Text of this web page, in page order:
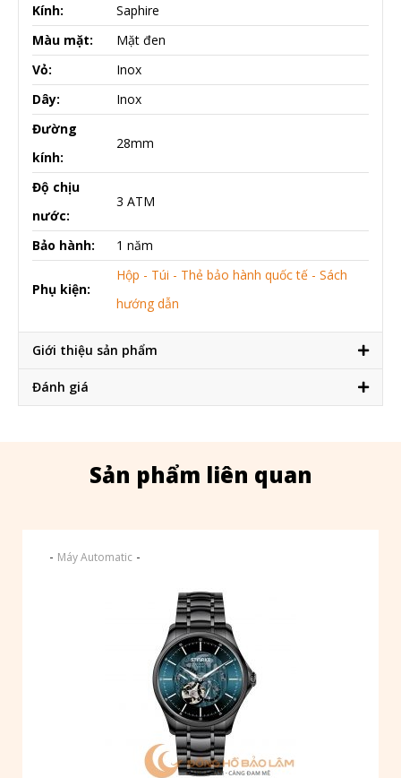
Kính:
Saphire
Màu mặt:
Mặt đen
Vỏ:
Inox
Dây:
Inox
Đường
kính:
28mm
Độ chịu
nước:
3 ATM
Bảo hành: 1 năm
Phụ kiện:
Hộp - Túi - Thẻ bảo hành quốc tế - Sách
hướng dẫn
Giới thiệu sản phẩm
Đánh giá
Sản phẩm liên quan
- Máy Automatic -